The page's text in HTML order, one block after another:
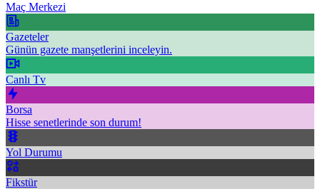
Maç Merkezi
Gazeteler
Günün gazete manşetlerini inceleyin.
Canlı Tv
Borsa
Hisse senetlerinde son durum!
Yol Durumu
Fikstür